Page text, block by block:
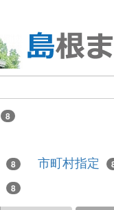
8
8 市町村指定
8